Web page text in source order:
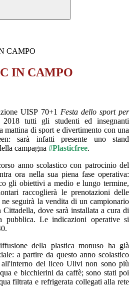
CAMPO
IN CAMPO
UISP 70+1 Festa dello sport per
2018 tutti gli studenti ed insegnanti
mattina di sport e divertimento con una
sarà infatti presente uno stand
campagna #Plasticfree.
anno scolastico con patrocinio del
ora nella sua piena fase operativa:
gli obiettivi a medio e lungo termine,
raccoglierà le prenotazioni delle
ne seguirà la vendita di un campionario
dove sarà installata a cura di
pubblica. Le indicazioni operative si
della plastica monuso ha già
a partire da questo anno scolastico
del liceo Ulivi non sono più
e bicchierini da caffè; sono stati poi
filtrata e refrigerata collegati alla rete